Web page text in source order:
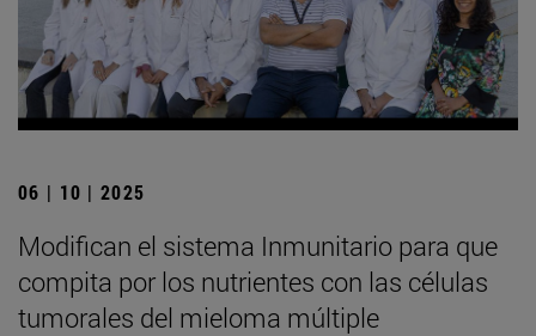
06 | 10 | 2025
Modifican el sistema Inmunitario para que
compita por los nutrientes con las células
tumorales del mieloma múltiple